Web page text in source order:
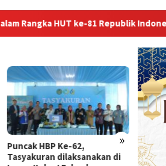
Indonesia Lapas
»
Lapas Sekayu Gandeng
Lembaga PDKP Perkuat